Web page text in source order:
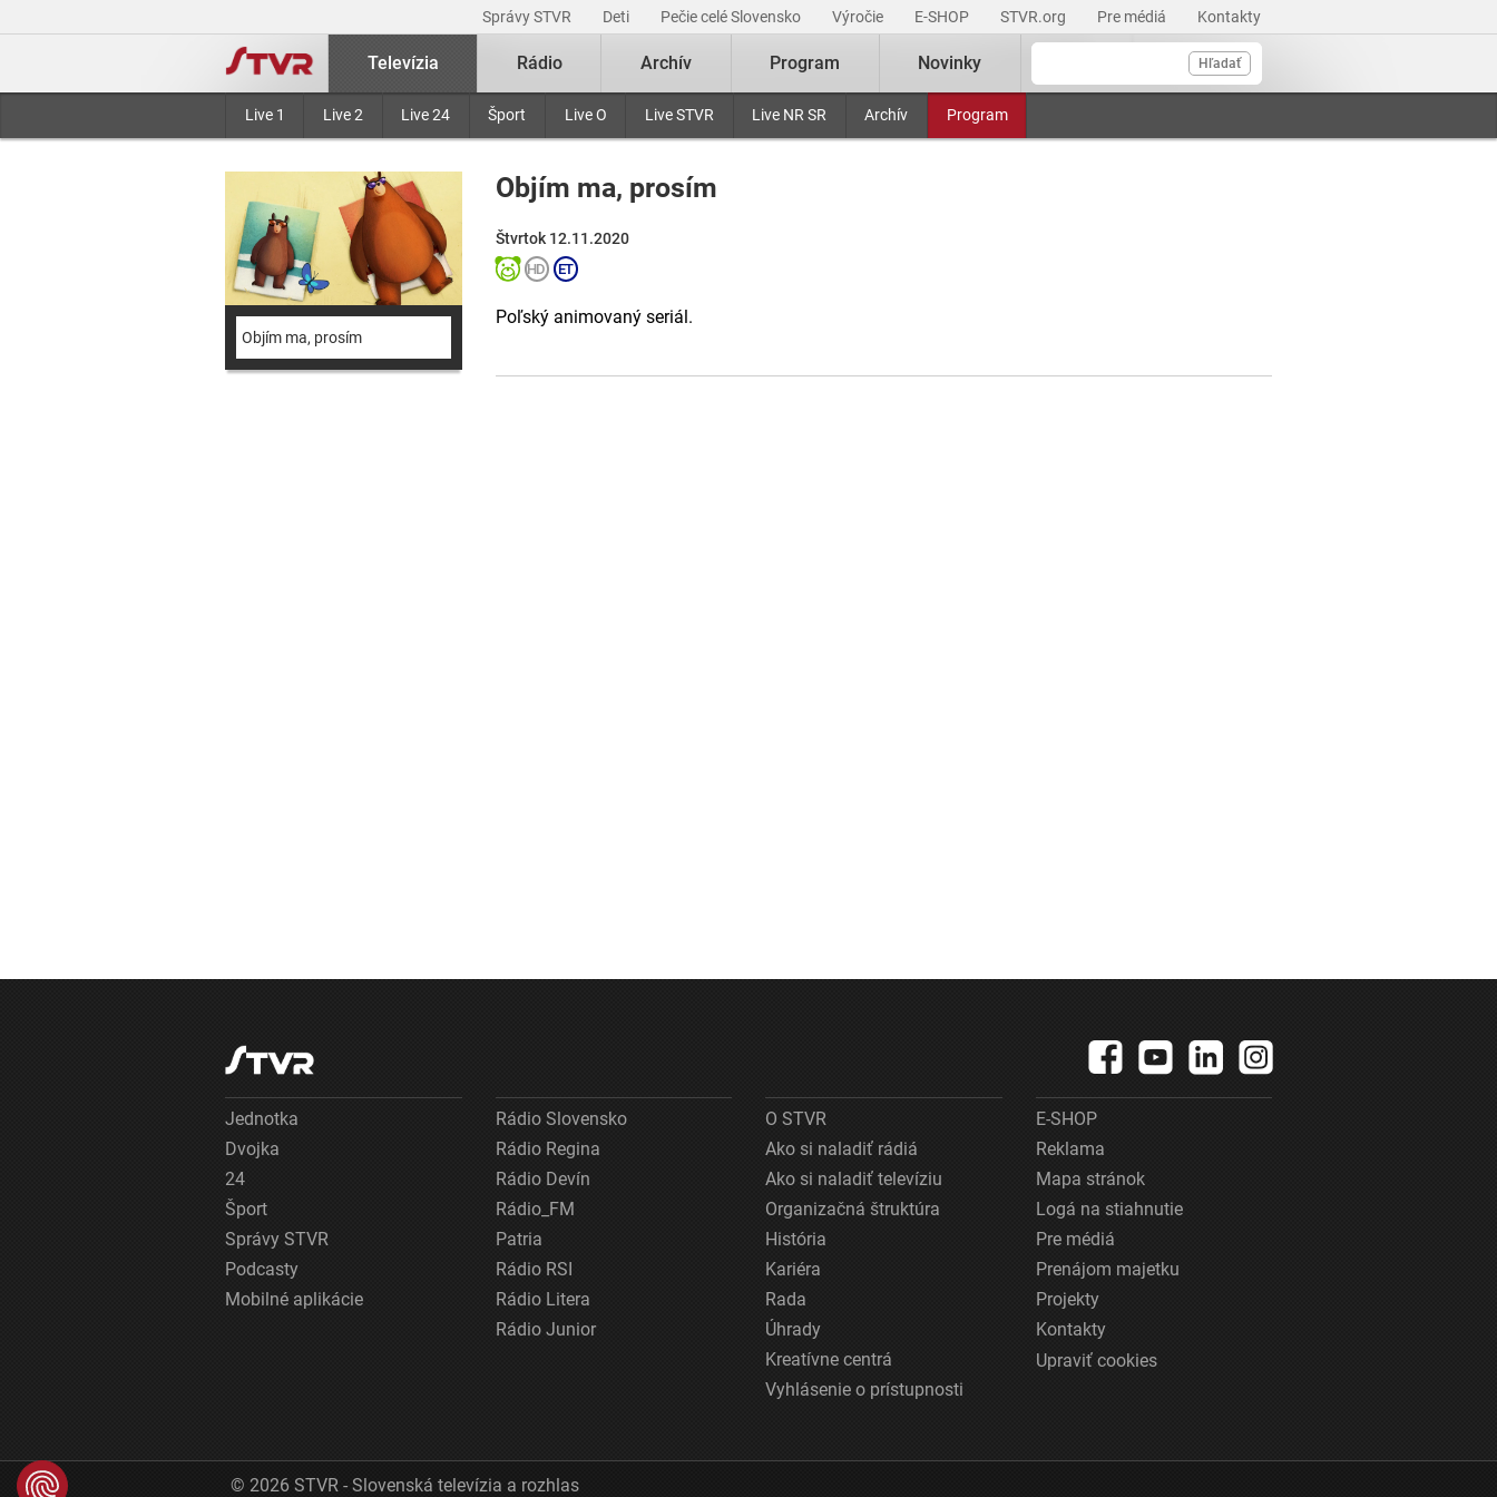
Správy STVR Deti Pečie celé Slovensko Výročie E-SHOP STVR.org Pre médiá Kontakty
Hľadať
Televízia
Live 1 Live 2 Live 24 Šport Live O Live STVR Live NR SR Archív Program
Rádio Archív Program Novinky
Objím ma, prosím
Objím ma, prosím
Štvrtok 12.11.2020
Poľský animovaný seriál.
Jednotka
Dvojka
24
Šport
Správy STVR
Podcasty
Mobilné aplikácie
Rádio Slovensko
Rádio Regina
Rádio Devín
Rádio_FM
Patria
Rádio RSI
Rádio Litera
Rádio Junior
O STVR
Ako si naladiť rádiá
Ako si naladiť televíziu
Organizačná štruktúra
História
Kariéra
Rada
Úhrady
Kreatívne centrá
Vyhlásenie o prístupnosti
E-SHOP
Reklama
Mapa stránok
Logá na stiahnutie
Pre médiá
Prenájom majetku
Projekty
Kontakty
Upraviť cookies
© 2026 STVR - Slovenská televízia a rozhlas